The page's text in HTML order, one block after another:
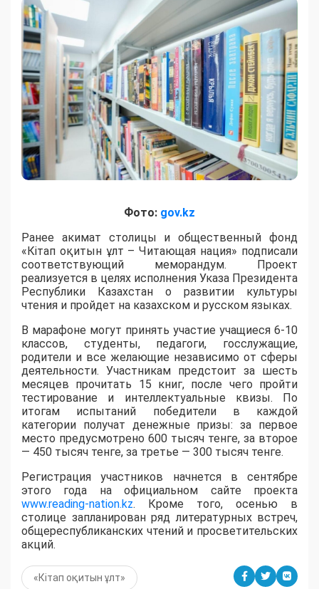
Фото: gov.kz
Ранее акимат столицы и общественный фонд
«Кітап оқитын ұлт – Читающая нация» подписали
соответствующий меморандум. Проект
реализуется в целях исполнения Указа Президента
Республики Казахстан о развитии культуры
чтения и пройдет на казахском и русском языках.
В марафоне могут принять участие учащиеся 6-10
классов, студенты, педагоги, госслужащие,
родители и все желающие независимо от сферы
деятельности. Участникам предстоит за шесть
месяцев прочитать 15 книг, после чего пройти
тестирование и интеллектуальные квизы. По
итогам испытаний победители в каждой
категории получат денежные призы: за первое
место предусмотрено 600 тысяч тенге, за второе
— 450 тысяч тенге, за третье — 300 тысяч тенге.
Регистрация участников начнется в сентябре
этого года на официальном сайте проекта
www.reading-nation.kz. Кроме того, осенью в
столице запланирован ряд литературных встреч,
общереспубликанских чтений и просветительских
акций.
«Кітап оқитын ұлт»